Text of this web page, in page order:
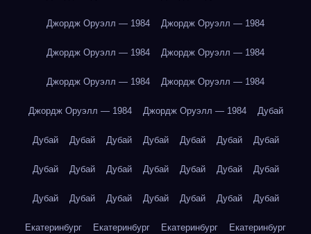
Джордж Оруэлл — 1984 Джордж Оруэлл — 1984
Джордж Оруэлл — 1984 Джордж Оруэлл — 1984
Джордж Оруэлл — 1984 Джордж Оруэлл — 1984
Джордж Оруэлл — 1984 Джордж Оруэлл — 1984 Дубай
Дубай Дубай Дубай Дубай Дубай Дубай Дубай
Дубай Дубай Дубай Дубай Дубай Дубай Дубай
Дубай Дубай Дубай Дубай Дубай Дубай Дубай
Екатеринбург Екатеринбург Екатеринбург Екатеринбург